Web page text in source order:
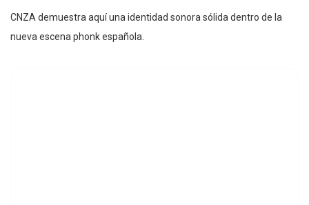
CNZA demuestra aquí una identidad sonora sólida dentro de la
nueva escena phonk española.